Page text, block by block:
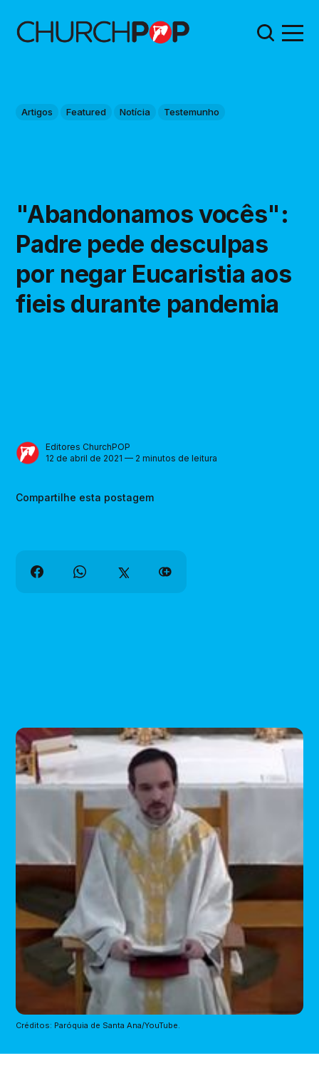
Artigos Featured Notícia Testemunho
"Abandonamos vocês":
Padre pede desculpas
por negar Eucaristia aos
fieis durante pandemia
Editores ChurchPOP
12 de abril de 2021 — 2 minutos de leitura
Compartilhe esta postagem
Créditos: Paróquia de Santa Ana/YouTube.